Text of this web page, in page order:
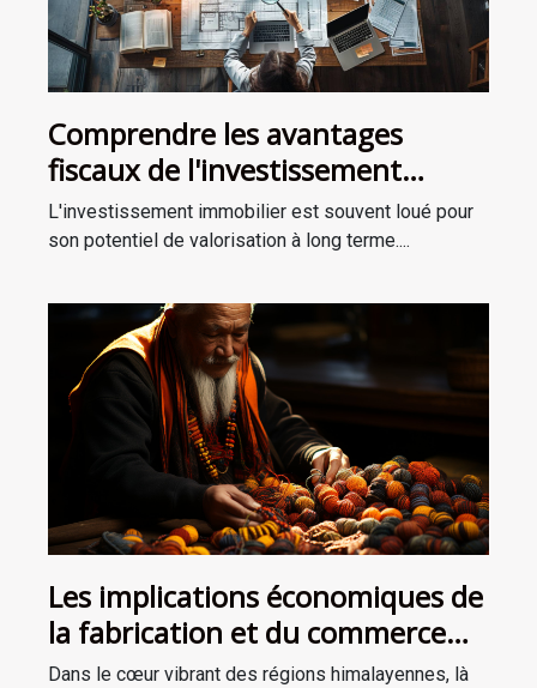
Comprendre les avantages
fiscaux de l'investissement
immobilier
L'investissement immobilier est souvent loué pour
son potentiel de valorisation à long terme....
Les implications économiques de
la fabrication et du commerce
des malas tibétains dans les
Dans le cœur vibrant des régions himalayennes, là